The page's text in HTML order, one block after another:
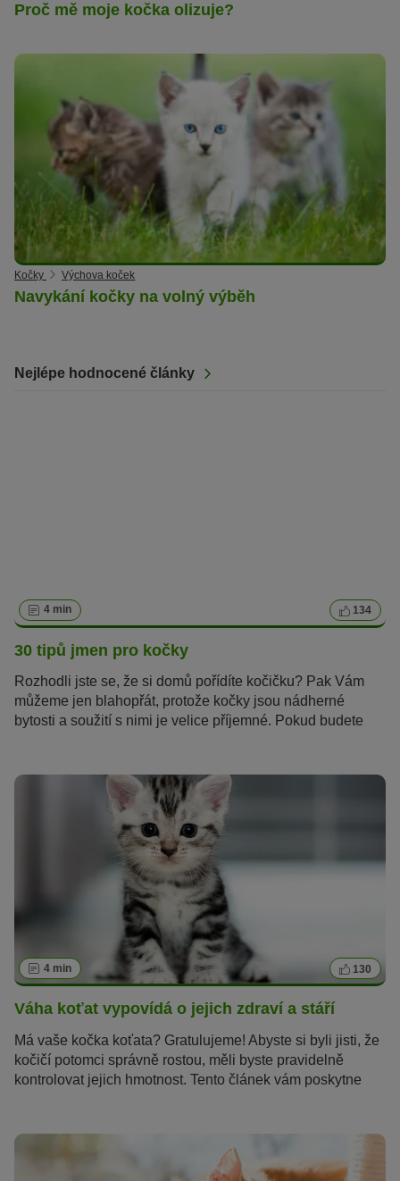
Proč mě moje kočka olizuje?
Kočky Výchova koček
Navykání kočky na volný výběh
Nejlépe hodnocené články
4 min 134
30 tipů jmen pro kočky
Rozhodli jste se, že si domů pořídíte kočičku? Pak Vám
můžeme jen blahopřát, protože kočky jsou nádherné
bytosti a soužití s nimi je velice příjemné. Pokud budete
4 min 130
Váha koťat vypovídá o jejich zdraví a stáří
Má vaše kočka koťata? Gratulujeme! Abyste si byli jisti, že
kočičí potomci správně rostou, měli byste pravidelně
kontrolovat jejich hmotnost. Tento článek vám poskytne
pozor při vážení vašeho malého tygříka.